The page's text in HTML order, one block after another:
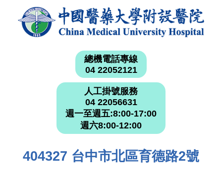
總機電話專線
04 22052121
人工掛號服務
04 22056631
週一至週五:8:00-17:00
週六8:00-12:00
404327 台中市北區育德路2號